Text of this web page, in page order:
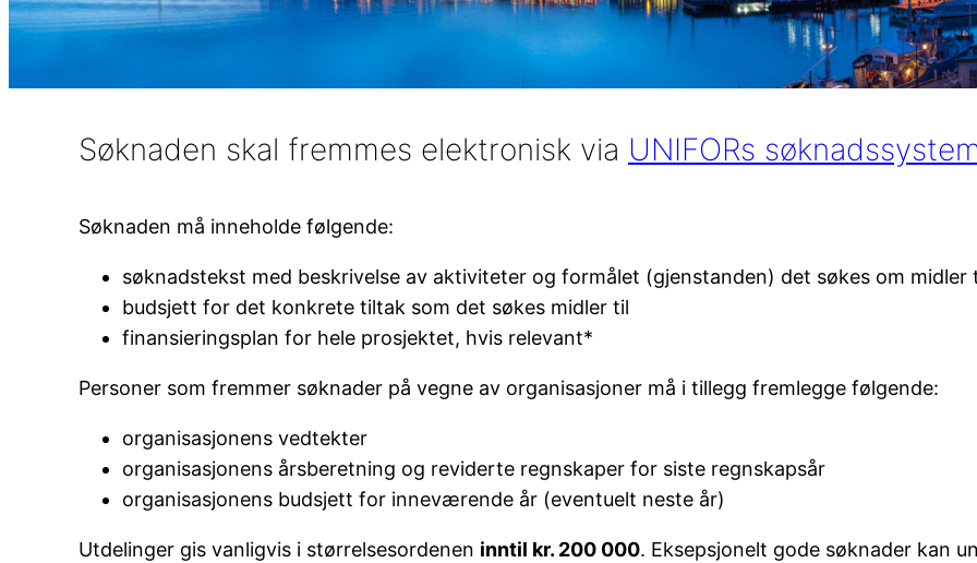
Søknaden skal fremmes elektronisk via UNIFORs
Søknaden må inneholde følgende:
søknadstekst med beskrivelse av aktiviteter og formålet (gjenstanden) det søkes om midler
budsjett for det konkrete tiltak som det søkes midler til
finansieringsplan for hele prosjektet, hvis relevant*
Personer som fremmer søknader på vegne av organisasjoner må i tillegg fremlegge følgende:
organisasjonens vedtekter
organisasjonens årsberetning og reviderte regnskaper for siste regnskapsår
organisasjonens budsjett for inneværende år (eventuelt neste år)
Utdelinger gis vanligvis i størrelsesordenen inntil kr. 200 000. Eksepsjonelt gode søknader kan